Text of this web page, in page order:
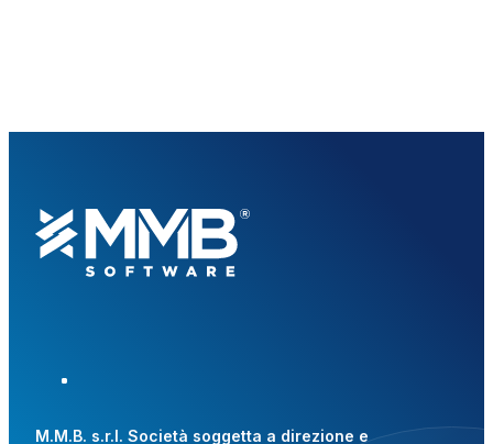
M.M.B. s.r.l. Società soggetta a direzione e